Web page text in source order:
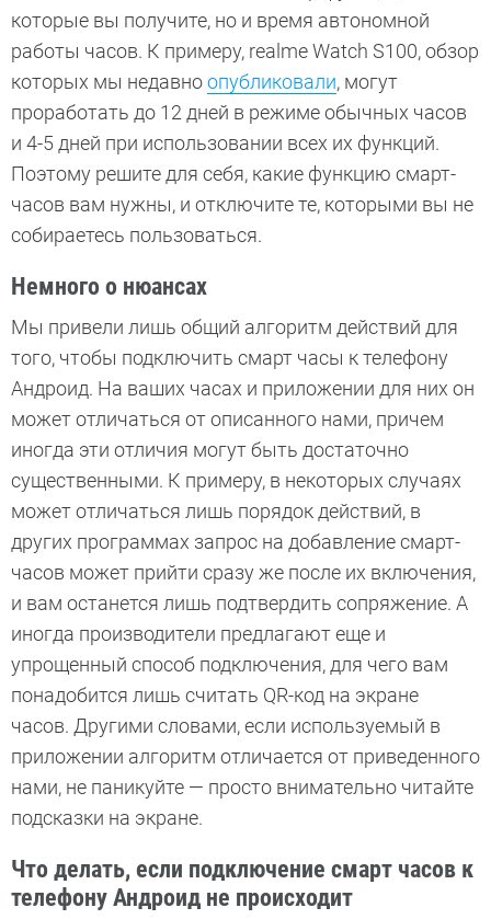
которые вы получите, но и время автономной
работы часов. К примеру, realme Watch S100, обзор
которых мы недавноопубликовали, могут
проработать до 12 дней в режиме обычных часов
и 4-5 дней при использовании всех их функций.
Поэтому решите для себя, какие функцию смарт-
часов вам нужны, и отключите те, которыми вы не
собираетесь пользоваться.
Немного о нюансах
Мы привели лишь общий алгоритм действий для
того, чтобы подключить смарт часы к телефону
Андроид. На ваших часах и приложении для них он
может отличаться от описанного нами, причем
иногда эти отличия могут быть достаточно
существенными. К примеру, в некоторых случаях
может отличаться лишь порядок действий, в
других программах запрос на добавление смарт-
часов может прийти сразу же после их включения,
и вам останется лишь подтвердить сопряжение. А
иногда производители предлагают еще и
упрощенный способ подключения, для чего вам
понадобится лишь считать QR-код на экране
часов. Другими словами, если используемый в
приложении алгоритм отличается от приведенного
нами, не паникуйте — просто внимательно читайте
подсказки на экране.
Что делать, если подключение смарт часов к
телефону Андроид не происходит